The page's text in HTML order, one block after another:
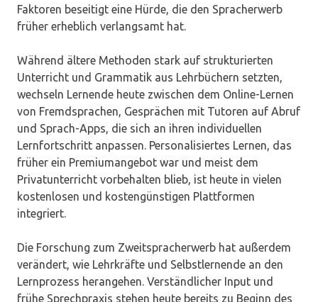
Faktoren beseitigt eine Hürde, die den Spracherwerb
früher erheblich verlangsamt hat.
Während ältere Methoden stark auf strukturierten
Unterricht und Grammatik aus Lehrbüchern setzten,
wechseln Lernende heute zwischen dem Online-Lernen
von Fremdsprachen, Gesprächen mit Tutoren auf Abruf
und Sprach-Apps, die sich an ihren individuellen
Lernfortschritt anpassen. Personalisiertes Lernen, das
früher ein Premiumangebot war und meist dem
Privatunterricht vorbehalten blieb, ist heute in vielen
kostenlosen und kostengünstigen Plattformen
integriert.
Die Forschung zum Zweitspracherwerb hat außerdem
verändert, wie Lehrkräfte und Selbstlernende an den
Lernprozess herangehen. Verständlicher Input und
frühe Sprechpraxis stehen heute bereits zu Beginn des